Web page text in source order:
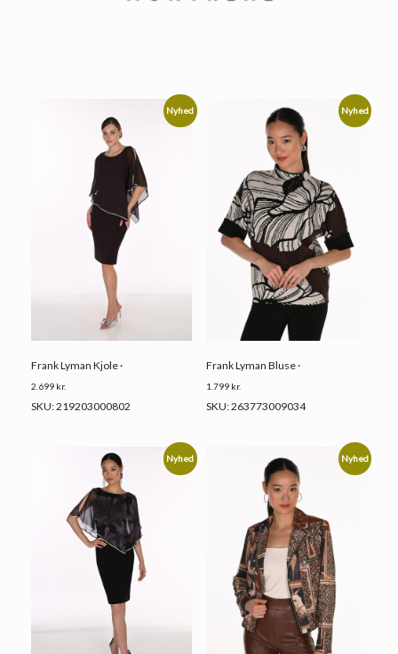
Nyhed
Frank Lyman Kjole ·
2.699 kr.
SKU: 219203000802
Nyhed
Frank Lyman Bluse ·
1.799 kr.
SKU: 263773009034
Nyhed Nyhed